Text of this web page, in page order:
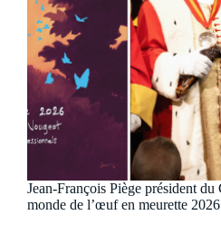
Jean-François Piège président du
monde de l’œuf en meurette 2026